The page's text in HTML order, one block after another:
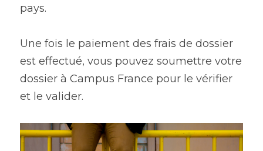
pays.
Une fois le paiement des frais de dossier
est effectué, vous pouvez soumettre votre
dossier à Campus France pour le vérifier
et le valider.